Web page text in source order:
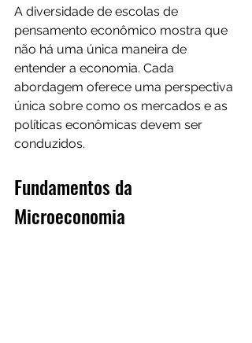
A diversidade de escolas de
pensamento econômico mostra que
não há uma única maneira de
entender a economia. Cada
abordagem oferece uma perspectiva
única sobre como os mercados e as
políticas econômicas devem ser
conduzidos.
Fundamentos da
Microeconomia